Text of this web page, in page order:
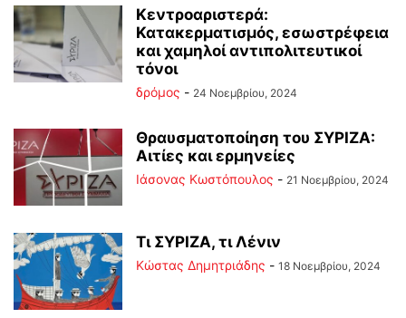
Κεντροαριστερά:
Κατακερματισμός, εσωστρέφεια
και χαμηλοί αντιπολιτευτικοί
τόνοι
δρόμος - 24 Νοεμβρίου, 2024
Θραυσματοποίηση του ΣΥΡΙΖΑ:
Αιτίες και ερμηνείες
Ιάσονας Κωστόπουλος - 21 Νοεμβρίου, 2024
Τι ΣΥΡΙΖΑ, τι Λένιν
Kώστας Δημητριάδης - 18 Νοεμβρίου, 2024